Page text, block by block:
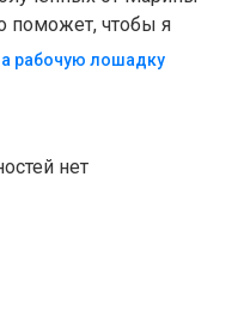
поможет, чтобы я
рабочую лошадку
нет